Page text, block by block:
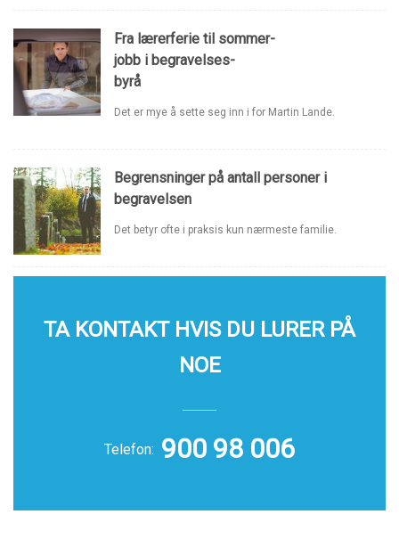
Fra lærerferie til sommer-
jobb i begravelses-
byrå
Det er mye å sette seg inn i for Martin Lande.
Begrensninger på antall personer i
begravelsen
Det betyr ofte i praksis kun nærmeste familie.
TA KONTAKT HVIS DU LURER PÅ
NOE
Telefon: 900 98 006